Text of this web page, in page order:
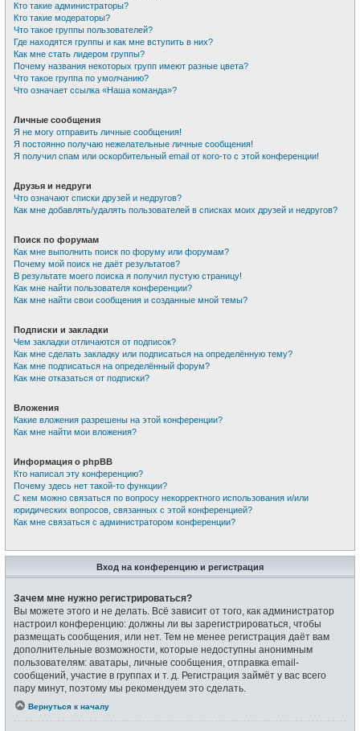
Кто такие администраторы?
Кто такие модераторы?
Что такое группы пользователей?
Где находятся группы и как мне вступить в них?
Как мне стать лидером группы?
Почему названия некоторых групп имеют разные цвета?
Что такое группа по умолчанию?
Что означает ссылка «Наша команда»?
Личные сообщения
Я не могу отправить личные сообщения!
Я постоянно получаю нежелательные личные сообщения!
Я получил спам или оскорбительный email от кого-то с этой конференции!
Друзья и недруги
Что означают списки друзей и недругов?
Как мне добавлять/удалять пользователей в списках моих друзей и недругов?
Поиск по форумам
Как мне выполнить поиск по форуму или форумам?
Почему мой поиск не даёт результатов?
В результате моего поиска я получил пустую страницу!
Как мне найти пользователя конференции?
Как мне найти свои сообщения и созданные мной темы?
Подписки и закладки
Чем закладки отличаются от подписок?
Как мне сделать закладку или подписаться на определённую тему?
Как мне подписаться на определённый форум?
Как мне отказаться от подписки?
Вложения
Какие вложения разрешены на этой конференции?
Как мне найти мои вложения?
Информация о phpBB
Кто написал эту конференцию?
Почему здесь нет такой-то функции?
С кем можно связаться по вопросу некорректного использования и/или
юридических вопросов, связанных с этой конференцией?
Как мне связаться с администратором конференции?
Вход на конференцию и регистрация
Зачем мне нужно регистрироваться?
Вы можете этого и не делать. Всё зависит от того, как администратор
настроил конференцию: должны ли вы зарегистрироваться, чтобы
размещать сообщения, или нет. Тем не менее регистрация даёт вам
дополнительные возможности, которые недоступны анонимным
пользователям: аватары, личные сообщения, отправка email-
сообщений, участие в группах и т. д. Регистрация займёт у вас всего
пару минут, поэтому мы рекомендуем это сделать.
Вернуться к началу